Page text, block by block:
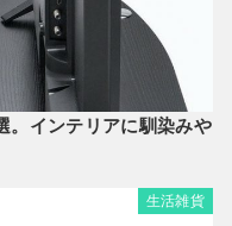
。インテリアに馴染みや
生活雑貨